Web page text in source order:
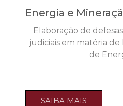
Energia e
Elaboração de
judiciais em matéria
de
SAIBA MAIS